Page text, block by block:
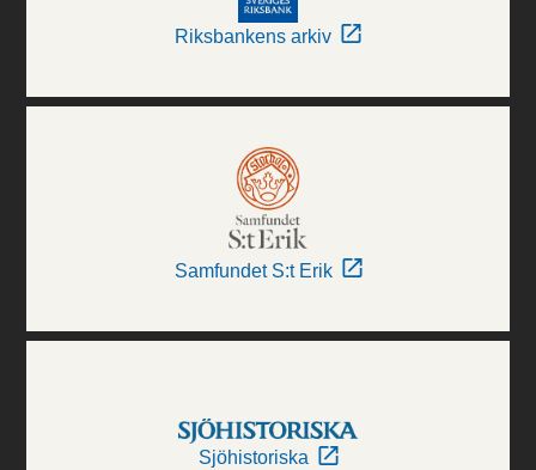
Riksbankens arkiv
Samfundet S:t Erik
Sjöhistoriska